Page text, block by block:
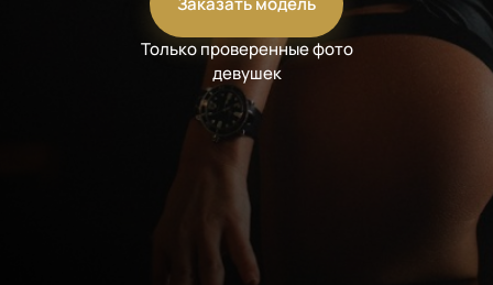
Только проверенные фото
девушек